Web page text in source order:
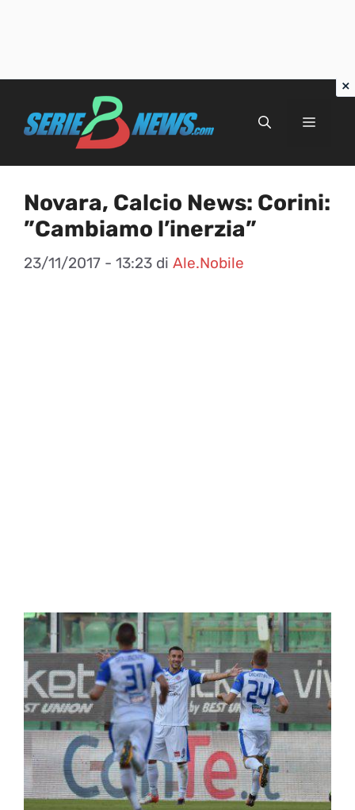
Menu
Novara, Calcio News: Corini:
”Cambiamo l’inerzia”
23/11/2017 - 13:23 di Ale.Nobile